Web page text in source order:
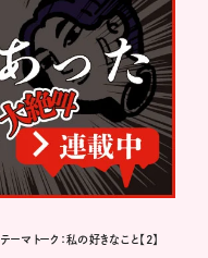
テーマトーク：私の好きなこと【2】